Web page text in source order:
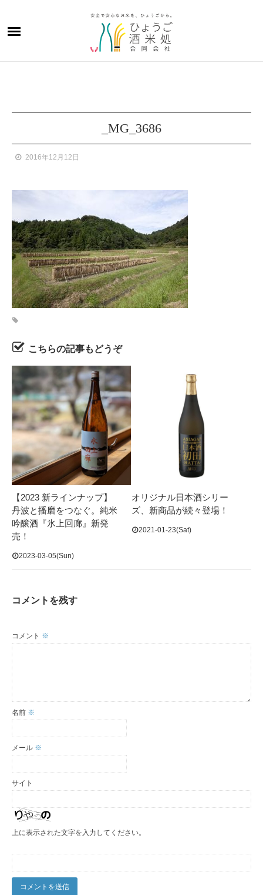
_MG_3686
2016年12月12日
こちらの記事もどうぞ
【2023 新ラインナップ】
丹波と播磨をつなぐ。純米
吟醸酒『氷上回廊』新発
売！
2023-03-05(Sun)
オリジナル日本酒シリー
ズ、新商品が続々登場！
2021-01-23(Sat)
コメントを残す
コメント ※
名前 ※
メール ※
サイト
上に表示された文字を入力してください。